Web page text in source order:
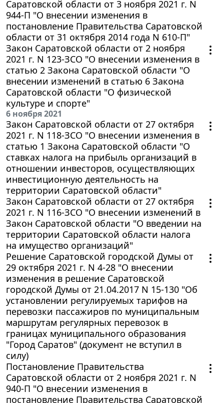
Саратовской области от 3 ноября 2021 г. N
944-П "О внесении изменения в
постановление Правительства Саратовской
области от 31 октября 2014 года N 610-П"
Закон Саратовской области от 2 ноября
2021 г. N 123-ЗСО "О внесении изменения в
статью 2 Закона Саратовской области "О
внесении изменений в статью 6 Закона
Саратовской области "О физической
культуре и спорте"
6 ноября 2021
Закон Саратовской области от 27 октября
2021 г. N 118-ЗСО "О внесении изменения в
статью 1 Закона Саратовской области "О
ставках налога на прибыль организаций в
отношении инвесторов, осуществляющих
инвестиционную деятельность на
территории Саратовской области"
Закон Саратовской области от 27 октября
2021 г. N 116-ЗСО "О внесении изменений в
Закон Саратовской области "О введении на
территории Саратовской области налога
на имущество организаций"
Решение Саратовской городской Думы от
29 октября 2021 г. N 4-28 "О внесении
изменения в решение Саратовской
городской Думы от 21.04.2017 N 15-130 "Об
установлении регулируемых тарифов на
перевозки пассажиров по муниципальным
маршрутам регулярных перевозок в
границах муниципального образования
"Город Саратов" (документ не вступил в
силу)
Постановление Правительства
Саратовской области от 2 ноября 2021 г. N
940-П "О внесении изменения в
постановление Правительства Саратовской